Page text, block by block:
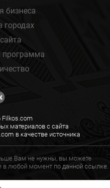
бизнеса
городах
программа
Filkos.com
материалов с сайта
в качестве источника
Вам не нужны, вы можете
в любой момент по данной ссылке.